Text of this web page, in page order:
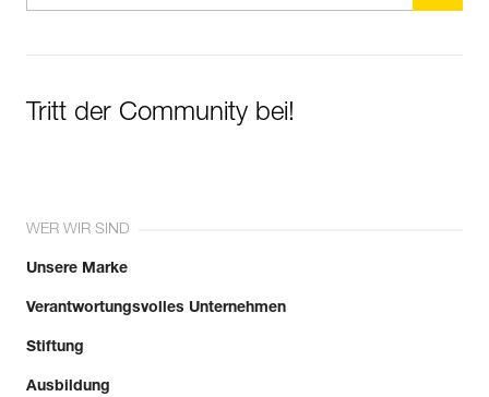
Tritt der Community bei!
WER WIR SIND
Unsere Marke
Verantwortungsvolles Unternehmen
Stiftung
Ausbildung